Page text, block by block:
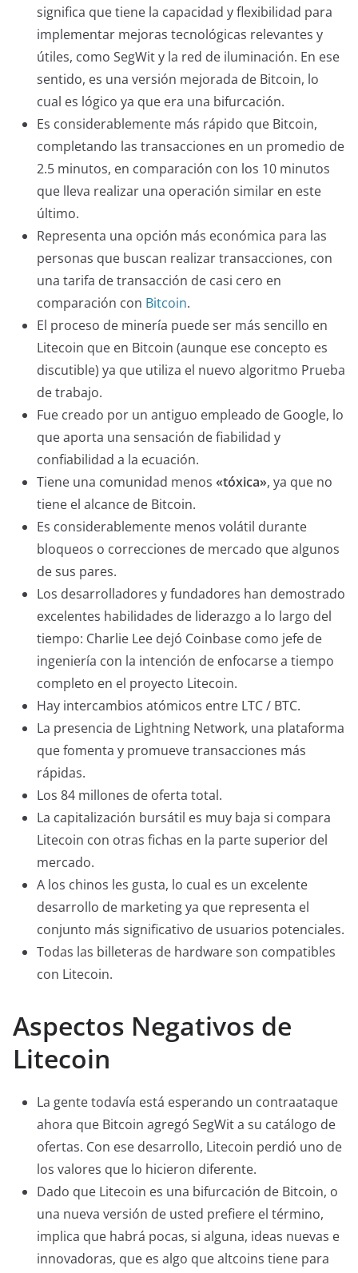
significa que tiene la capacidad y flexibilidad para
implementar mejoras tecnológicas relevantes y
útiles, como SegWit y la red de iluminación. En ese
sentido, es una versión mejorada de Bitcoin, lo
cual es lógico ya que era una bifurcación.
Es considerablemente más rápido que Bitcoin,
completando las transacciones en un promedio de
2.5 minutos, en comparación con los 10 minutos
que lleva realizar una operación similar en este
último.
Representa una opción más económica para las
personas que buscan realizar transacciones, con
una tarifa de transacción de casi cero en
comparación con Bitcoin.
El proceso de minería puede ser más sencillo en
Litecoin que en Bitcoin (aunque ese concepto es
discutible) ya que utiliza el nuevo algoritmo Prueba
de trabajo.
Fue creado por un antiguo empleado de Google, lo
que aporta una sensación de fiabilidad y
confiabilidad a la ecuación.
Tiene una comunidad menos «tóxica», ya que no
tiene el alcance de Bitcoin.
Es considerablemente menos volátil durante
bloqueos o correcciones de mercado que algunos
de sus pares.
Los desarrolladores y fundadores han demostrado
excelentes habilidades de liderazgo a lo largo del
tiempo: Charlie Lee dejó Coinbase como jefe de
ingeniería con la intención de enfocarse a tiempo
completo en el proyecto Litecoin.
Hay intercambios atómicos entre LTC / BTC.
La presencia de Lightning Network, una plataforma
que fomenta y promueve transacciones más
rápidas.
Los 84 millones de oferta total.
La capitalización bursátil es muy baja si compara
Litecoin con otras fichas en la parte superior del
mercado.
A los chinos les gusta, lo cual es un excelente
desarrollo de marketing ya que representa el
conjunto más significativo de usuarios potenciales.
Todas las billeteras de hardware son compatibles
con Litecoin.
Aspectos Negativos de
Litecoin
La gente todavía está esperando un contraataque
ahora que Bitcoin agregó SegWit a su catálogo de
ofertas. Con ese desarrollo, Litecoin perdió uno de
los valores que lo hicieron diferente.
Dado que Litecoin es una bifurcación de Bitcoin, o
una nueva versión de usted prefiere el término,
implica que habrá pocas, si alguna, ideas nuevas e
innovadoras, que es algo que altcoins tiene para